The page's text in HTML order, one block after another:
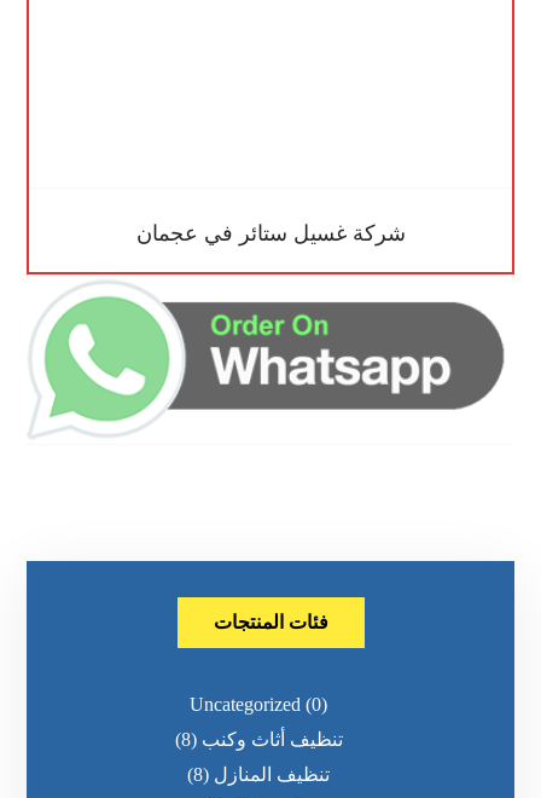
شركة غسيل ستائر في عجمان
فئات المنتجات
Uncategorized (0)
تنظيف أثاث وكنب (8)
تنظيف المنازل (8)